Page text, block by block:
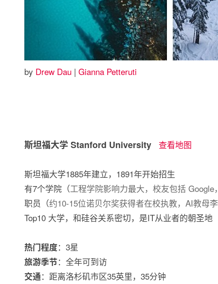
by Drew Dau | Gianna Petteruti
斯坦福大学 Stanford University 查看地图
斯坦福大学1885年建立，1891年开始招生
有7个学院（工程学院影响力最大，校友包括
职员（约10-15位诺贝尔奖获得者在校执教，AI教母
Top10 大学，和硅谷关系密切，是IT从业者的朝圣地
热门程度：3星
旅游季节：全年可到访
交通：距离洛杉矶市区35英里，35分钟